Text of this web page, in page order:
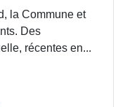
la Commune et
Des
récentes en...